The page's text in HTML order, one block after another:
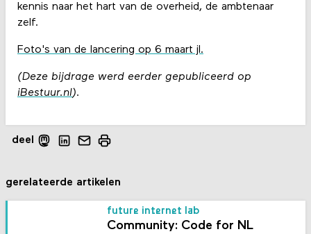
kennis naar het hart van de overheid, de ambtenaar
zelf.
Foto's van de lancering op 6 maart jl.
(Deze bijdrage werd eerder gepubliceerd op
iBestuur.nl).
deel
gerelateerde artikelen
future internet lab
Community: Code for NL